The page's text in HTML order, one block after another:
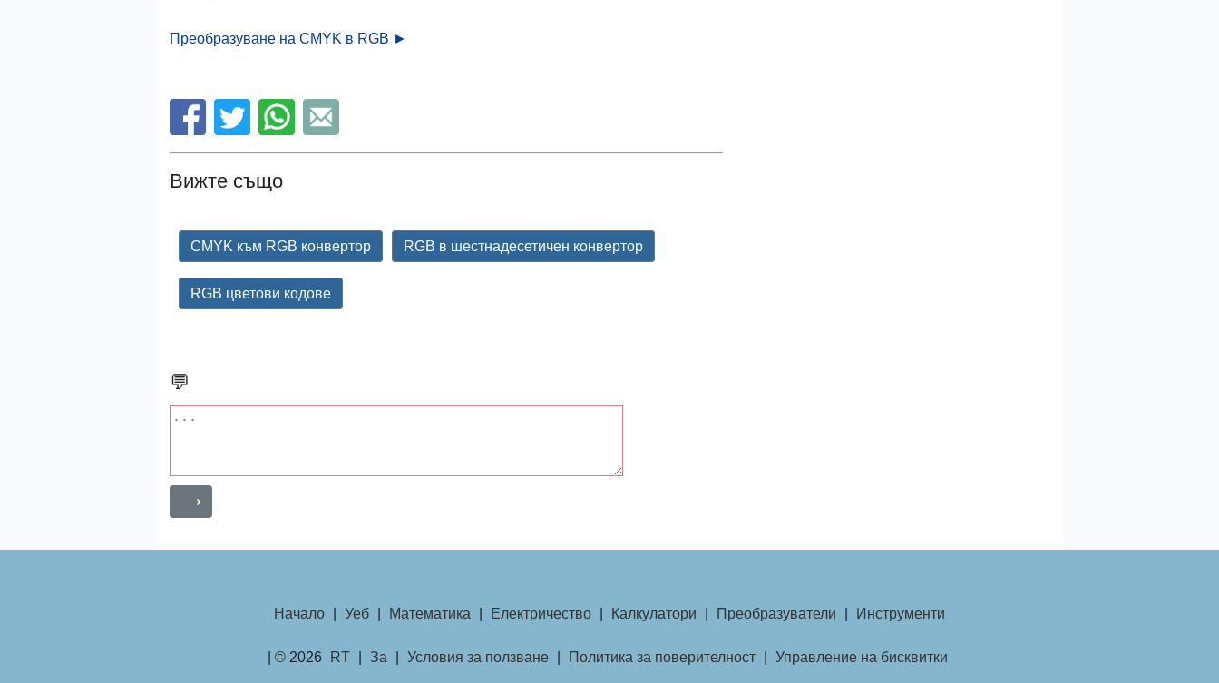
Преобразуване на CMYK в RGB ►
Вижте също
CMYK към RGB конвертор RGB в шестнадесетичен конвертор
RGB цветови кодове
💬
⟶
Начало Уеб Математика Електричество Калкулатори Преобразуватели Инструменти
| © 2026 RT За Условия за ползване Политика за поверителност Управление на бисквитки